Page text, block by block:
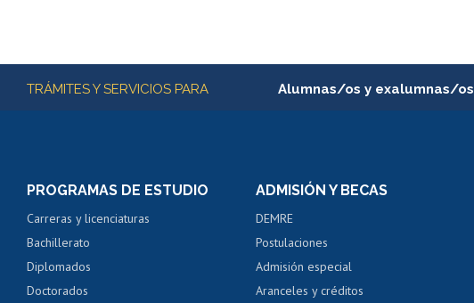
Más información
TRÁMITES Y SERVICIOS PARA Alumnas/os y exalumnas/os
Servicio médico y dental
Pago de arancel y crédito alumnos
Pago de arancel y crédito exalumnos
PROGRAMAS DE ESTUDIO
Carreras y licenciaturas
Bachillerato
Diplomados
Doctorados
ADMISIÓN Y BECAS
DEMRE
Postulaciones
Admisión especial
Aranceles y créditos